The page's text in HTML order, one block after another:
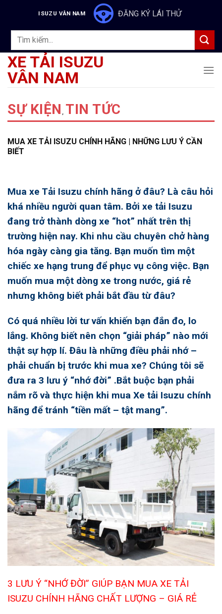
content
ISUZU VÂN NAM ĐĂNG KÝ LÁI THỬ
Tìm
XE TẢI ISUZU
VÂN NAM
SỰ KIỆN , TIN TỨC
MUA XE TẢI ISUZU CHÍNH HÃNG | NHỮNG LƯU Ý CẦN
BIẾT
Mua xe Tải Isuzu chính hãng ở đâu? Là câu hỏi
khá nhiều người quan tâm. Bởi xe tải Isuzu
đang trở thành dòng xe “hot” nhất trên thị
trường hiện nay. Khi nhu cầu chuyên chở hàng
hóa ngày càng gia tăng. Bạn muốn tìm một
chiếc xe hạng trung để phục vụ công việc. Bạn
muốn mua một dòng xe trong nước, giá rẻ
nhưng không biết phải bắt đầu từ đâu?
Có quá nhiều lời tư vấn khiến bạn đắn đo, lo
lắng. Không biết nên chọn “giải pháp” nào mới
thật sự hợp lí. Đâu là những điều phải nhớ –
phải chuẩn bị trước khi mua xe? Chúng tôi sẽ
đưa ra 3 lưu ý “nhớ đời” .Bắt buộc bạn phải
nắm rõ và thực hiện khi mua Xe tải Isuzu chính
hãng để tránh “tiền mất – tật mang”.
3 LƯU Ý “NHỚ ĐỜI” GIÚP BẠN MUA XE TẢI
ISUZU CHÍNH HÃNG CHẤT LƯỢNG – GIÁ RẺ